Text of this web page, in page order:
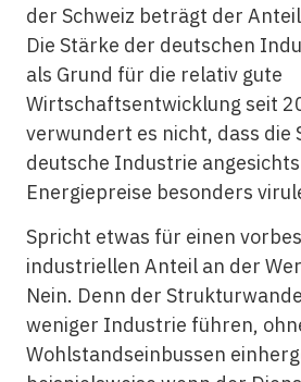
der Schweiz beträgt der
Die Stärke der deutschen
als Grund für die relativ gute
Wirtschaftsentwicklung seit
verwundert es nicht, dass die
deutsche Industrie
Energiepreise besonders
Spricht etwas für einen
industriellen Anteil an der
Nein. Denn der
weniger Industrie führen,
Wohlstandseinbussen